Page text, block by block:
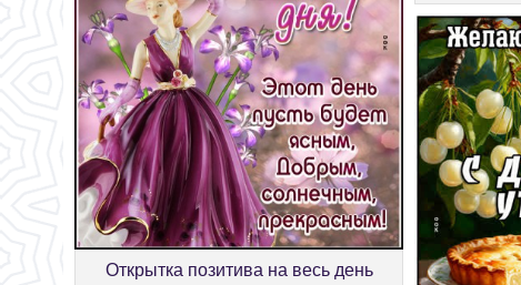
Открытка позитива на весь день